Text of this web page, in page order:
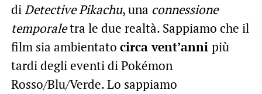
diDetective Pikachu, una connessione
temporaletra le due realtà. Sappiamo che il
film sia ambientato circavent’anni più
tardi degli eventi di Pokémon
Rosso/Blu/Verde. Lo sappiamo